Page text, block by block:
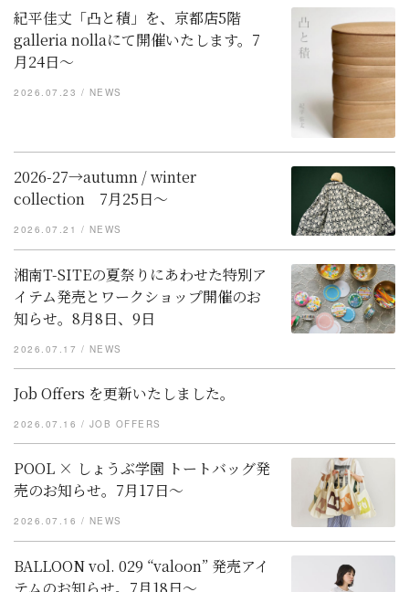
紀平佳丈「凸と積」を、京都店5階
galleria nollaにて開催いたします。7
月24日～
2026.07.23 NEWS
2026-27→autumn / winter
collection 7月25日～
2026.07.21 NEWS
湘南T-SITEの夏祭りにあわせた特別ア
イテム発売とワークショップ開催のお
知らせ。8月8日、9日
2026.07.17 NEWS
Job Offers を更新いたしました。
2026.07.16 JOB OFFERS
POOL × しょうぶ学園 トートバッグ発
売のお知らせ。7月17日〜
2026.07.16 NEWS
BALLOON vol. 029 “valoon” 発売アイ